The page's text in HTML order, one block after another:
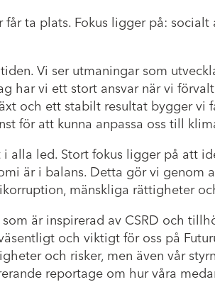
ta plats. Fokus ligger på:
Vi ser utmaningar som
har vi ett stort ansvar när vi
och ett stabilt resultat bygger
för att kunna anpassa oss till
alla led. Stort fokus ligger på att
är i balans. Detta gör vi genom
mänskliga rättigheter
är inspirerad av CSRD och
och viktigt för oss på
och risker, men även vår
reportage om hur våra